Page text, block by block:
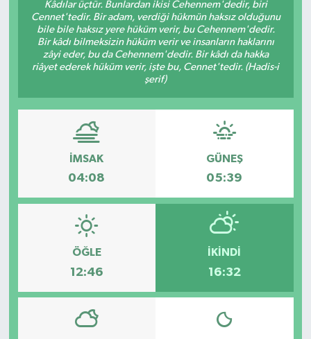
Kâdılar üçtür. Bunlardan ikisi Cehennem'dedir, biri
Cennet'tedir. Bir adam, verdiği hükmün haksız olduğunu
bile bile haksız yere hüküm verir, bu Cehennem'dedir.
Bir kâdı bilmeksizin hüküm verir ve insanların haklarını
zâyi eder, bu da Cehennem'dedir. Bir kâdı da hakka
riâyet ederek hüküm verir, işte bu, Cennet'tedir. (Hadis-i
şerif)
İMSAK
04:08
GÜNEŞ
05:39
ÖĞLE
12:46
İKINDI
16:32